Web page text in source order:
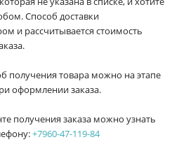
Способ доставки
и рассчитывается стоимость
получения товара можно на этапе
оформлении заказа.
получения заказа можно узнать
+7960-47-119-84